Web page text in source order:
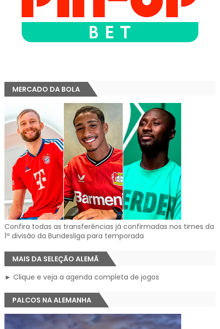
MERCADO DA BOLA
Confira todas as transferências já confirmadas nos times da
1ª divisão da Bundesliga para temporada
MAIS DA SELEÇÃO ALEMÃ
► Clique e veja a agenda completa de jogos
PALCOS NA ALEMANHA